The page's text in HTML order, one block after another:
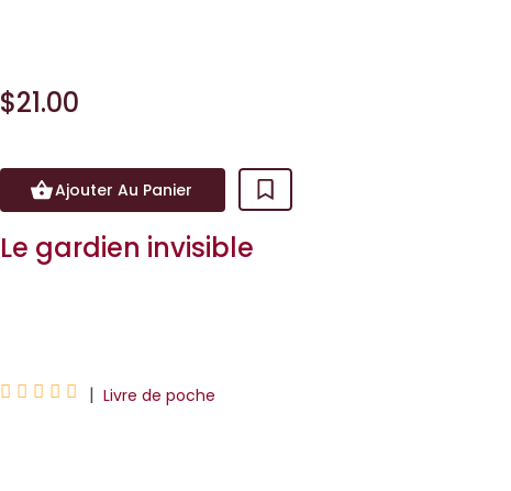
$21.00
Ajouter Au Panier
Le gardien invisible
     | Livre de poche